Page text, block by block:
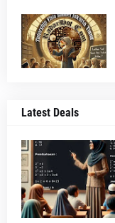
Latest Deals